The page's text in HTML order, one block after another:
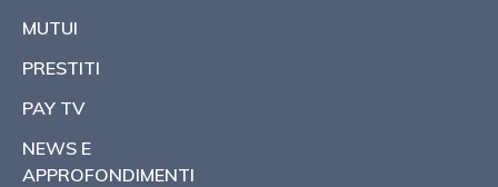
MUTUI
PRESTITI
PAY TV
NEWS E
APPROFONDIMENTI